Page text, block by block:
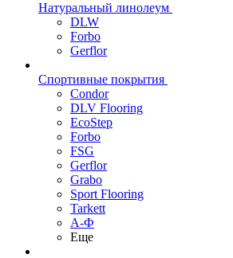
Натуральный линолеум
DLW
Forbo
Gerflor
Спортивные покрытия
Condor
DLV Flooring
EcoStep
Forbo
FSG
Gerflor
Grabo
Sport Flooring
Tarkett
А-Ф
Еще